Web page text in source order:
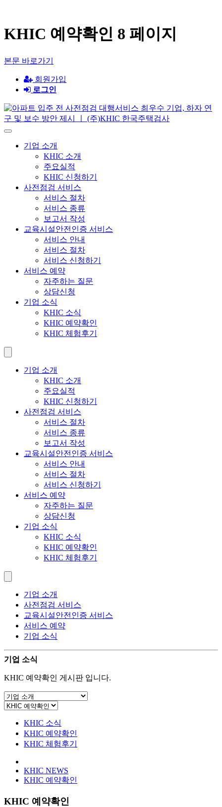
KHIC 예약확인 8 페이지
본문 바로가기
회원가입
로그인
기업 소개
KHIC 소개
주요실적
KHIC 신청하기
사전점검 서비스
서비스 절차
서비스 종류
보고서 작성
교육시설안전인증 서비스
서비스 안내
서비스 절차
서비스 신청하기
서비스 예약
자주하는 질문
상담신청
기업 소식
KHIC 소식
KHIC 예약확인
KHIC 체험후기
기업 소개
KHIC 소개
주요실적
KHIC 신청하기
사전점검 서비스
서비스 절차
서비스 종류
보고서 작성
교육시설안전인증 서비스
서비스 안내
서비스 절차
서비스 신청하기
서비스 예약
자주하는 질문
상담신청
기업 소식
KHIC 소식
KHIC 예약확인
KHIC 체험후기
기업 소개
사전점검 서비스
교육시설안전인증 서비스
서비스 예약
기업 소식
기업 소식
KHIC 예약확인 게시판 입니다.
KHIC 소식
KHIC 예약확인
KHIC 체험후기
KHIC NEWS
KHIC 예약확인
KHIC 예약확인